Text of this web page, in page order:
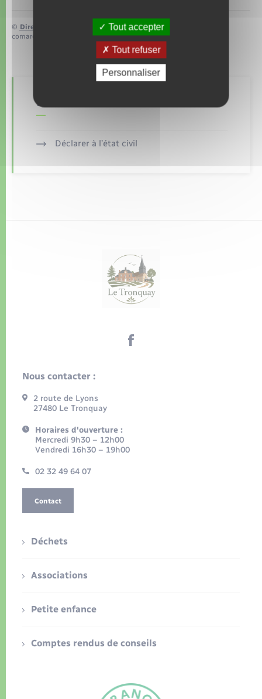
© Direction de l’information légale et administrative
comarquage developpé parbaseo.io
Retrouvez aussi
Déclarer à l’état civil
Nous contacter :
2 route de Lyons
27480 Le Tronquay
Horaires d'ouverture :
Mercredi 9h30 – 12h00
Vendredi 16h30 – 19h00
02 32 49 64 07
Contact
Déchets
Associations
Petite enfance
Comptes rendus de conseils
Tout accepter
Tout refuser
Personnaliser